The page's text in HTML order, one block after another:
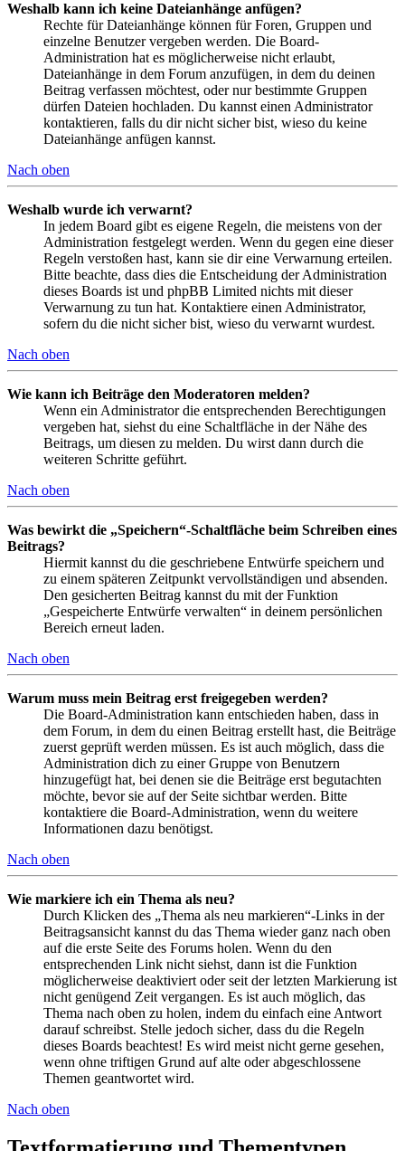
Weshalb kann ich keine Dateianhänge anfügen?
Rechte für Dateianhänge können für Foren, Gruppen und
einzelne Benutzer vergeben werden. Die Board-
Administration hat es möglicherweise nicht erlaubt,
Dateianhänge in dem Forum anzufügen, in dem du deinen
Beitrag verfassen möchtest, oder nur bestimmte Gruppen
dürfen Dateien hochladen. Du kannst einen Administrator
kontaktieren, falls du dir nicht sicher bist, wieso du keine
Dateianhänge anfügen kannst.
Nach oben
Weshalb wurde ich verwarnt?
In jedem Board gibt es eigene Regeln, die meistens von der
Administration festgelegt werden. Wenn du gegen eine dieser
Regeln verstoßen hast, kann sie dir eine Verwarnung erteilen.
Bitte beachte, dass dies die Entscheidung der Administration
dieses Boards ist und phpBB Limited nichts mit dieser
Verwarnung zu tun hat. Kontaktiere einen Administrator,
sofern du die nicht sicher bist, wieso du verwarnt wurdest.
Nach oben
Wie kann ich Beiträge den Moderatoren melden?
Wenn ein Administrator die entsprechenden Berechtigungen
vergeben hat, siehst du eine Schaltfläche in der Nähe des
Beitrags, um diesen zu melden. Du wirst dann durch die
weiteren Schritte geführt.
Nach oben
Was bewirkt die „Speichern“-Schaltfläche beim Schreiben eines
Beitrags?
Hiermit kannst du die geschriebene Entwürfe speichern und
zu einem späteren Zeitpunkt vervollständigen und absenden.
Den gesicherten Beitrag kannst du mit der Funktion
„Gespeicherte Entwürfe verwalten“ in deinem persönlichen
Bereich erneut laden.
Nach oben
Warum muss mein Beitrag erst freigegeben werden?
Die Board-Administration kann entschieden haben, dass in
dem Forum, in dem du einen Beitrag erstellt hast, die Beiträge
zuerst geprüft werden müssen. Es ist auch möglich, dass die
Administration dich zu einer Gruppe von Benutzern
hinzugefügt hat, bei denen sie die Beiträge erst begutachten
möchte, bevor sie auf der Seite sichtbar werden. Bitte
kontaktiere die Board-Administration, wenn du weitere
Informationen dazu benötigst.
Nach oben
Wie markiere ich ein Thema als neu?
Durch Klicken des „Thema als neu markieren“-Links in der
Beitragsansicht kannst du das Thema wieder ganz nach oben
auf die erste Seite des Forums holen. Wenn du den
entsprechenden Link nicht siehst, dann ist die Funktion
möglicherweise deaktiviert oder seit der letzten Markierung ist
nicht genügend Zeit vergangen. Es ist auch möglich, das
Thema nach oben zu holen, indem du einfach eine Antwort
darauf schreibst. Stelle jedoch sicher, dass du die Regeln
dieses Boards beachtest! Es wird meist nicht gerne gesehen,
wenn ohne triftigen Grund auf alte oder abgeschlossene
Themen geantwortet wird.
Nach oben